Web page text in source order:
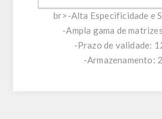
br>-Alta Especificidade e
-Ampla gama de
-Prazo de validade:
-Armazenamento: